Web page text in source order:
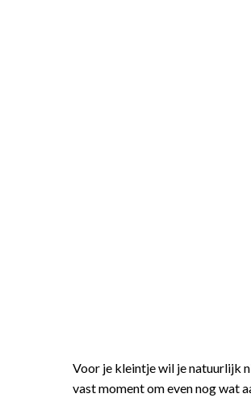
Voor je kleintje wil je natuurlijk
vast moment om even nog wat